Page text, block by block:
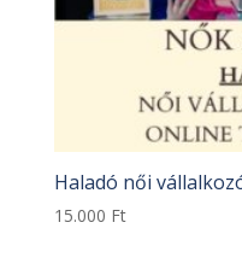
Haladó női
15.000 Ft